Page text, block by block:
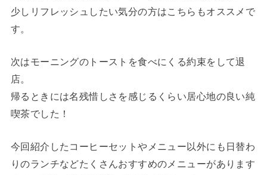
少しリフレッシュしたい気分の方はこちらもオススメで
す。
次はモーニングのトーストを食べにくる約束をして退
店。
帰るときには名残惜しさを感じるくらい居心地の良い純
喫茶でした！
今回紹介したコーヒーセットやメニュー以外にも日替わ
りのランチなどたくさんおすすめのメニューがあります